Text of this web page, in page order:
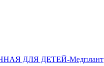
ДЛЯ ДЕТЕЙ-Медплант